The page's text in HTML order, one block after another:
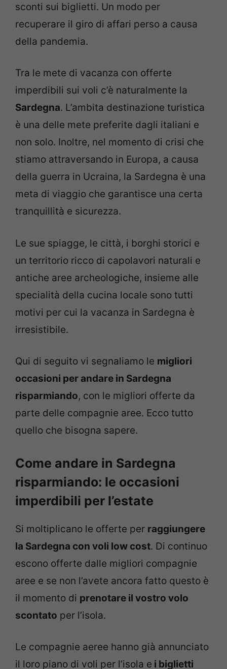
sconti sui biglietti. Un modo per
recuperare il giro di affari perso a causa
della pandemia.
Tra le mete di vacanza con offerte
imperdibili sui voli c’è naturalmente la
Sardegna. L’ambita destinazione turistica
è una delle mete preferite dagli italiani e
non solo. Inoltre, nel momento di crisi che
stiamo attraversando in Europa, a causa
della guerra in Ucraina, la Sardegna è una
meta di viaggio che garantisce una certa
tranquillità e sicurezza.
Le sue spiagge, le città, i borghi storici e
un territorio ricco di capolavori naturali e
antiche aree archeologiche, insieme alle
specialità della cucina locale sono tutti
motivi per cui la vacanza in Sardegna è
irresistibile.
Qui di seguito vi segnaliamo le migliori
occasioni per andare in Sardegna
risparmiando, con le migliori offerte da
parte delle compagnie aree. Ecco tutto
quello che bisogna sapere.
Come andare in Sardegna
risparmiando: le occasioni
imperdibili per l’estate
Si moltiplicano le offerte per raggiungere
la Sardegna con voli low cost. Di continuo
escono offerte dalle migliori compagnie
aree e se non l’avete ancora fatto questo è
il momento di prenotare il vostro volo
scontato per l’isola.
Le compagnie aeree hanno già annunciato
il loro piano di voli per l’isola e i biglietti